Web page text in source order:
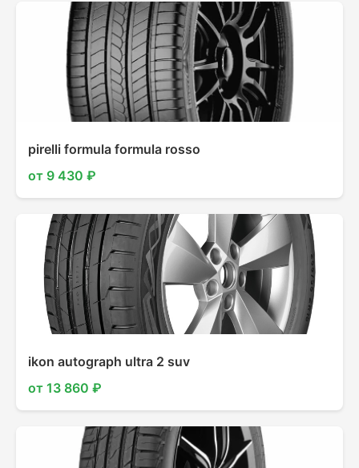
pirelli formula formula rosso
от 9 430 ₽
ikon autograph ultra 2 suv
от 13 860 ₽